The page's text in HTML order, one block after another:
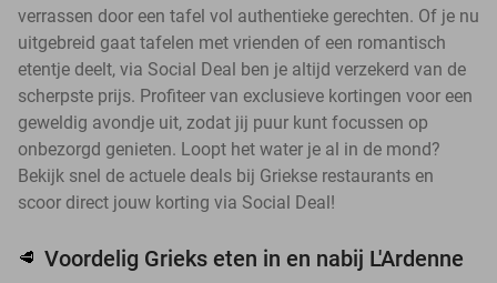
verrassen door een tafel vol authentieke gerechten. Of je nu
uitgebreid gaat tafelen met vrienden of een romantisch
etentje deelt, via Social Deal ben je altijd verzekerd van de
scherpste prijs. Profiteer van exclusieve kortingen voor een
geweldig avondje uit, zodat jij puur kunt focussen op
onbezorgd genieten. Loopt het water je al in de mond?
Bekijk snel de actuele deals bij Griekse restaurants en
scoor direct jouw korting via Social Deal!
🥩 Voordelig Grieks eten in en nabij L'Ardenne